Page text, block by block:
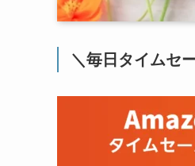
＼毎日タイムセ